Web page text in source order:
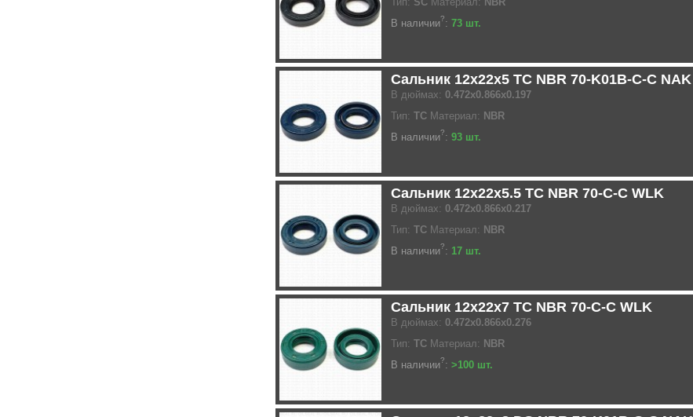
В наличии?: 73 шт.
Сальник 12x22x5 TC NBR 70-K01B-C-C NAK
В дюймах: 0.472x0.866x0.197
Тип: TC Материал: NBR
В наличии?: 93 шт.
Сальник 12x22x5.5 TC NBR 70-C-C WLK
В дюймах: 0.472x0.866x0.217
Тип: TC Материал: NBR
В наличии?: 17 шт.
Сальник 12x22x7 TC NBR 70-C-C WLK
В дюймах: 0.472x0.866x0.276
Тип: TC Материал: NBR
В наличии?: >100 шт.